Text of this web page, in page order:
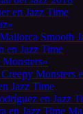
en Jazz Time
Smooth
en Jazz Time
Creepy Monsters
Jazz Time
en Jazz
en Jazz Time